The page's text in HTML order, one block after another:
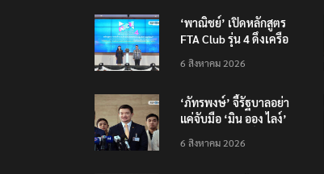
‘พาณิชย์’ เปิดหลักสูตร
FTA Club รุ่น 4 ดึงเครือ
องค์ความรู้การค้าเสรี
6 สิงหาคม 2026
‘ภัทรพงษ์’ จี้รัฐบาลอย่า
แค่จับมือ ‘มิน ออง ไลง์’
ข้ามแดน
6 สิงหาคม 2026